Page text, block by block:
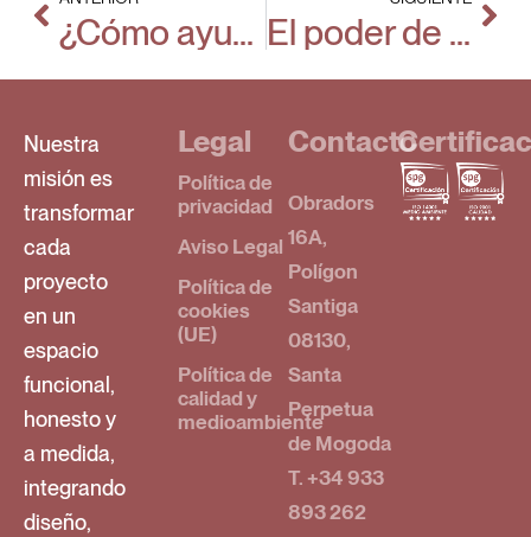
¿Cómo ayuda el mobiliario a rentabilizar el espacio en las residencias de estudiantes? El poder de atracción de ese hotel internacional que es diferente a todo
Nuestra
misión es
transformar
cada
proyecto
en un
espacio
funcional,
honesto y
a medida,
integrando
diseño,
Legal
Política de
privacidad
Aviso Legal
Política de
cookies
(UE)
Política de
calidad y
medioambiente
Contacto
Obradors
16A,
Polígon
Santiga
08130,
Santa
Perpetua
de Mogoda
T. +34 933
893 262